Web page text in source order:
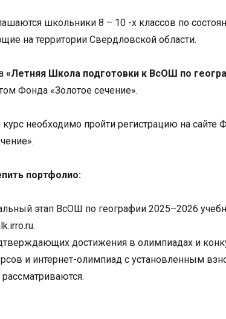
школьники 8 – 10 -х классов по
на территории Свердловской области.
«Летняя Школа подготовки к ВсОШ по
Фонда «Золотое сечение».
необходимо пройти регистрацию на сайте
портфолио:
этап ВсОШ по географии 2025–2026
достижения в олимпиадах и
и интернет-олимпиад с установленным